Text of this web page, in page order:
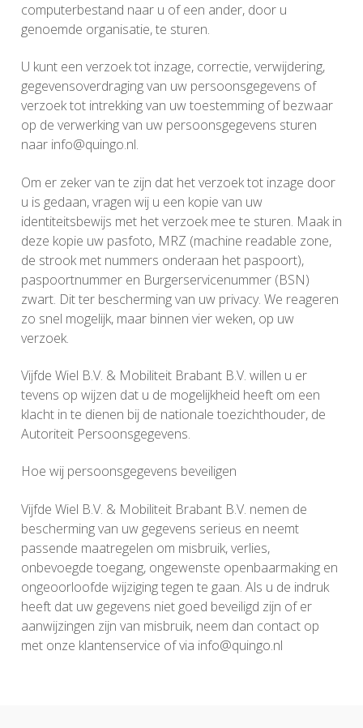
computerbestand naar u of een ander, door u
genoemde organisatie, te sturen.
U kunt een verzoek tot inzage, correctie, verwijdering,
gegevensoverdraging van uw persoonsgegevens of
verzoek tot intrekking van uw toestemming of bezwaar
op de verwerking van uw persoonsgegevens sturen
naar info@quingo.nl.
Om er zeker van te zijn dat het verzoek tot inzage door
u is gedaan, vragen wij u een kopie van uw
identiteitsbewijs met het verzoek mee te sturen. Maak in
deze kopie uw pasfoto, MRZ (machine readable zone,
de strook met nummers onderaan het paspoort),
paspoortnummer en Burgerservicenummer (BSN)
zwart. Dit ter bescherming van uw privacy. We reageren
zo snel mogelijk, maar binnen vier weken, op uw
verzoek.
Vijfde Wiel B.V. & Mobiliteit Brabant B.V. willen u er
tevens op wijzen dat u de mogelijkheid heeft om een
klacht in te dienen bij de nationale toezichthouder, de
Autoriteit Persoonsgegevens.
Hoe wij persoonsgegevens beveiligen
Vijfde Wiel B.V. & Mobiliteit Brabant B.V. nemen de
bescherming van uw gegevens serieus en neemt
passende maatregelen om misbruik, verlies,
onbevoegde toegang, ongewenste openbaarmaking en
ongeoorloofde wijziging tegen te gaan. Als u de indruk
heeft dat uw gegevens niet goed beveiligd zijn of er
aanwijzingen zijn van misbruik, neem dan contact op
met onze klantenservice of via info@quingo.nl